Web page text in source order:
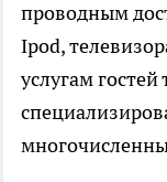
проводным
Ipod,
услугам